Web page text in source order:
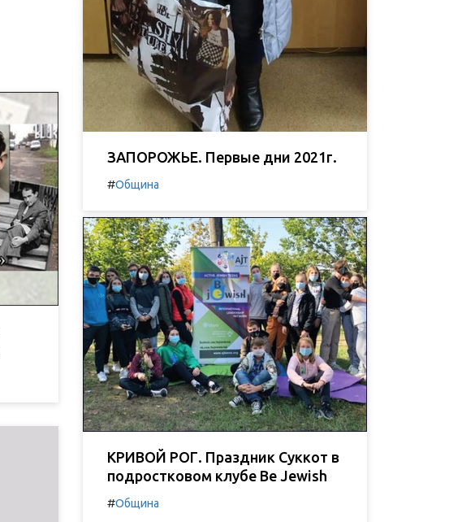
ЗАПОРОЖЬЕ. Первые дни 2021г.
#Община
КРИВОЙ РОГ. Праздник Суккот в
подростковом клубе Be Jewish
#Община